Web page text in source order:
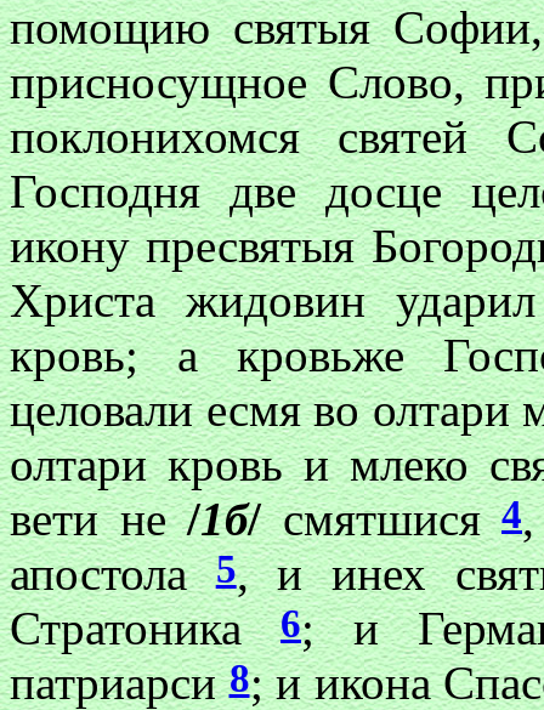
помощию святыяСофии
присносущное Слово,
поклонихомся святей
Господня две досце
икону пресвятыя
Христа жидовин
кровь; а кровьже
целовали есмя во олтари
олтари кровь и млеко
вети не/1б/смятшися4,
апостола5, и инех
Стратоника6; и
патриарси8; и икона